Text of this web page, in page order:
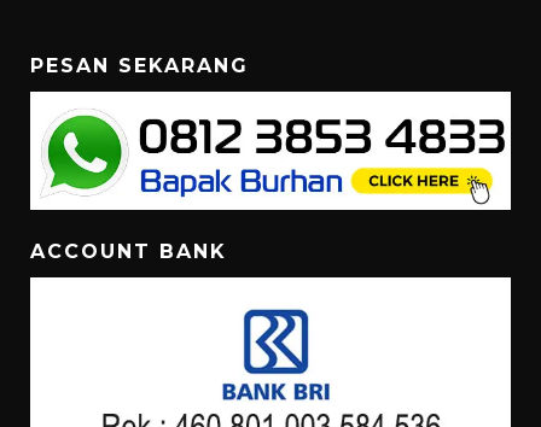
PESAN SEKARANG
ACCOUNT BANK